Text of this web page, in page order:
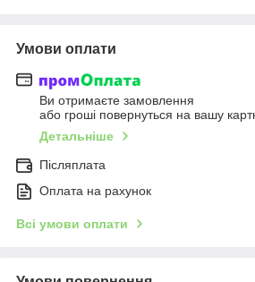
Умови оплати
Ви отримаєте замовлення
або гроші повернуться на вашу
Детальніше
Післяплата
Оплата на рахунок
Всі умови оплати